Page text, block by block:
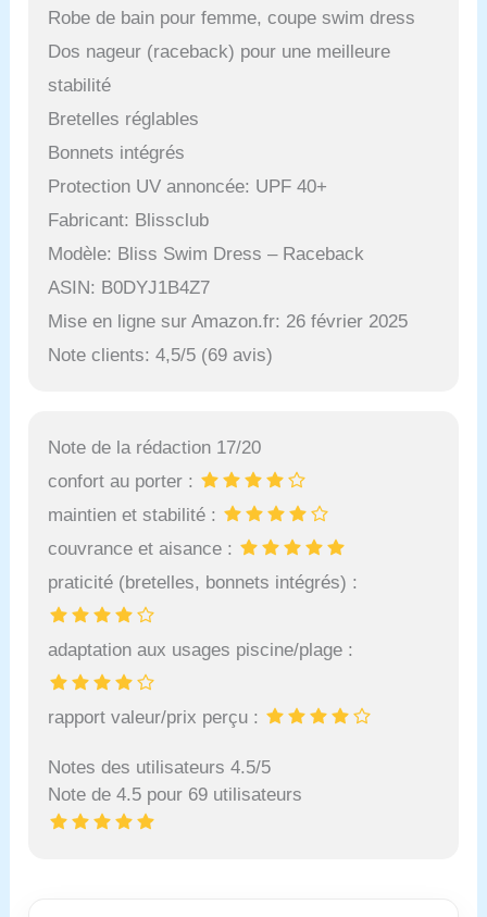
Robe de bain pour femme, coupe swim dress
Dos nageur (raceback) pour une meilleure
stabilité
Bretelles réglables
Bonnets intégrés
Protection UV annoncée: UPF 40+
Fabricant: Blissclub
Modèle: Bliss Swim Dress – Raceback
ASIN: B0DYJ1B4Z7
Mise en ligne sur Amazon.fr: 26 février 2025
Note clients: 4,5/5 (69 avis)
Note de la rédaction 17/20
confort au porter :
maintien et stabilité :
couvrance et aisance :
praticité (bretelles, bonnets intégrés) :
adaptation aux usages piscine/plage :
rapport valeur/prix perçu :
Notes des utilisateurs 4.5/5
Note de 4.5 pour 69 utilisateurs